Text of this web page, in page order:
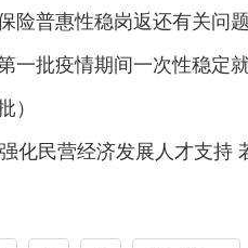
险普惠性稳岗返还有关问
一批疫情期间一次性稳定
）
民营经济发展人才支持